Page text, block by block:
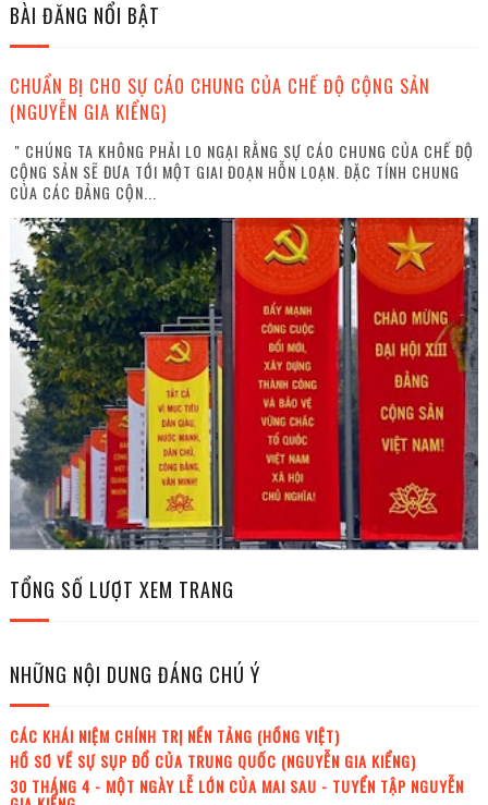
BÀI ĐĂNG NỔI BẬT
CHUẨN BỊ CHO SỰ CÁO CHUNG CỦA CHẾ ĐỘ CỘNG SẢN
(NGUYỄN GIA KIỂNG)
" CHÚNG TA KHÔNG PHẢI LO NGẠI RẰNG SỰ CÁO CHUNG CỦA CHẾ ĐỘ
CỘNG SẢN SẼ ĐƯA TỚI MỘT GIAI ĐOẠN HỖN LOẠN. ĐẶC TÍNH CHUNG
CỦA CÁC ĐẢNG CỘN...
TỔNG SỐ LƯỢT XEM TRANG
NHỮNG NỘI DUNG ĐÁNG CHÚ Ý
CÁC KHÁI NIỆM CHÍNH TRỊ NỀN TẢNG (HỒNG VIỆT)
HỒ SƠ VỀ SỰ SỤP ĐỔ CỦA TRUNG QUỐC (NGUYỄN GIA KIỂNG)
30 THÁNG 4 - MỘT NGÀY LỄ LỚN CỦA MAI SAU - TUYỂN TẬP NGUYỄN